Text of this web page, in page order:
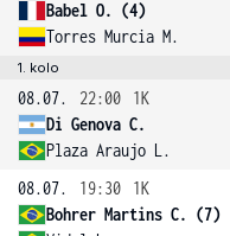
Babel O. (4)
Torres Murcia M.
1. kolo
08.07. 22:00
1K
Di Genova C.
Plaza Araujo L.
08.07.
19:30
1K
Bohrer Martins C. (7)